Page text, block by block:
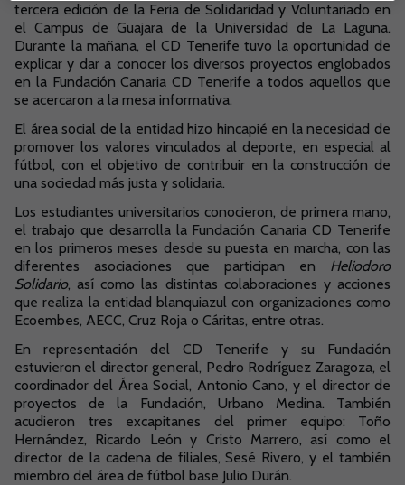
tercera edición de la Feria de Solidaridad y Voluntariado en
el Campus de Guajara de la Universidad de La Laguna.
Durante la mañana, el CD Tenerife tuvo la oportunidad de
explicar y dar a conocer los diversos proyectos englobados
en la Fundación Canaria CD Tenerife a todos aquellos que
se acercaron a la mesa informativa.
El área social de la entidad hizo hincapié en la necesidad de
promover los valores vinculados al deporte, en especial al
fútbol, con el objetivo de contribuir en la construcción de
una sociedad más justa y solidaria.
Los estudiantes universitarios conocieron, de primera mano,
el trabajo que desarrolla la Fundación Canaria CD Tenerife
en los primeros meses desde su puesta en marcha, con las
diferentes asociaciones que participan en Heliodoro
Solidario, así como las distintas colaboraciones y acciones
que realiza la entidad blanquiazul con organizaciones como
Ecoembes, AECC, Cruz Roja o Cáritas, entre otras.
En representación del CD Tenerife y su Fundación
estuvieron el director general, Pedro Rodríguez Zaragoza, el
coordinador del Área Social, Antonio Cano, y el director de
proyectos de la Fundación, Urbano Medina. También
acudieron tres excapitanes del primer equipo: Toño
Hernández, Ricardo León y Cristo Marrero, así como el
director de la cadena de filiales, Sesé Rivero, y el también
miembro del área de fútbol base Julio Durán.